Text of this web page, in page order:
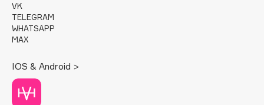
DARLING*
Darphin
Deonica
Dessange
Dior
VK
TELEGRAM
WHATSAPP
MAX
IOS & Android >